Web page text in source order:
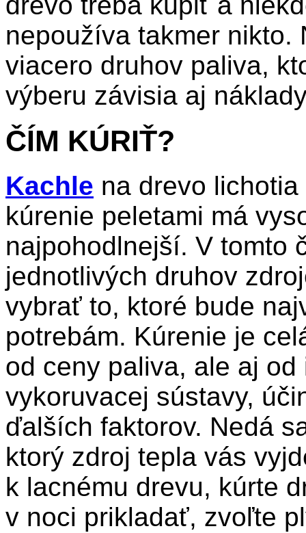
nepoužíva takmer
viacero druhov paliva,
výberu závisia aj
ČÍM KÚRIŤ?
Kachle na drevo
kúrenie peletami má
najpohodlnejší. V tomto
jednotlivých druhov
vybrať to, ktoré bude
potrebám. Kúrenie je
od ceny paliva, ale aj
vykoruvacej sústavy,
ďalších faktorov. Nedá
ktorý zdroj tepla vás
k lacnému drevu, kúrte
v noci prikladať, zvoľte